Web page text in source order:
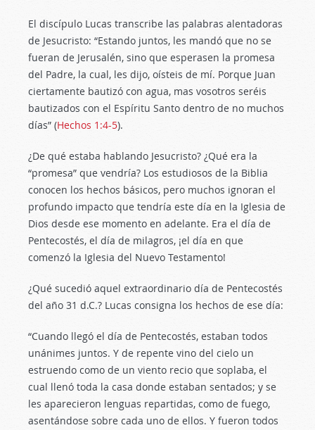
El discípulo Lucas transcribe las palabras alentadoras
de Jesucristo: “Estando juntos, les mandó que no se
fueran de Jerusalén, sino que esperasen la promesa
del Padre, la cual, les dijo, oísteis de mí. Porque Juan
ciertamente bautizó con agua, mas vosotros seréis
bautizados con el Espíritu Santo dentro de no muchos
días” (Hechos 1:4-5).
¿De qué estaba hablando Jesucristo? ¿Qué era la
“promesa” que vendría? Los estudiosos de la Biblia
conocen los hechos básicos, pero muchos ignoran el
profundo impacto que tendría este día en la Iglesia de
Dios desde ese momento en adelante. Era el día de
Pentecostés, el día de milagros, ¡el día en que
comenzó la Iglesia del Nuevo Testamento!
¿Qué sucedió aquel extraordinario día de Pentecostés
del año 31 d.C.? Lucas consigna los hechos de ese día:
“Cuando llegó el día de Pentecostés, estaban todos
unánimes juntos. Y de repente vino del cielo un
estruendo como de un viento recio que soplaba, el
cual llenó toda la casa donde estaban sentados; y se
les aparecieron lenguas repartidas, como de fuego,
asentándose sobre cada uno de ellos. Y fueron todos